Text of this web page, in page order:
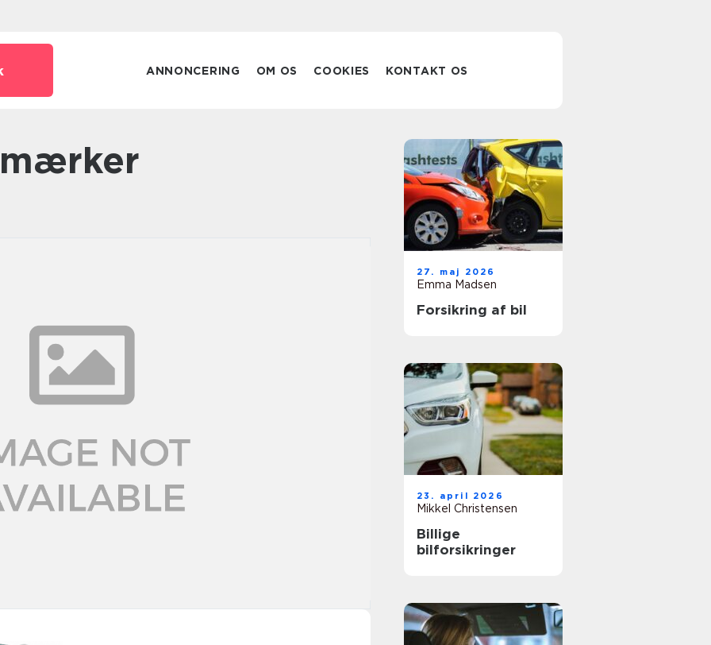
ANNONCERING OM OS COOKIES KONTAKT OS
27. maj 2026
Emma Madsen
Forsikring af bil
23. april 2026
Mikkel Christensen
Billige
bilforsikringer